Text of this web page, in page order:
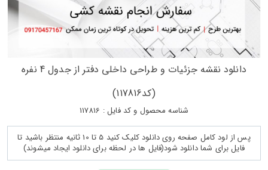
دانلود نقشه جزئیات و طراحی داخلی دفتر از جدول 4 نفره
(کد117816)
شناسه محصول و کد فایل : 117816
پس از لود کامل صفحه روی دانلود کلیک کنید 5 تا 10 ثانیه منتظر باشید تا
فایل برای شما دانلود شود(فایل ها در لحظه برای دانلود ایجاد میشوند)